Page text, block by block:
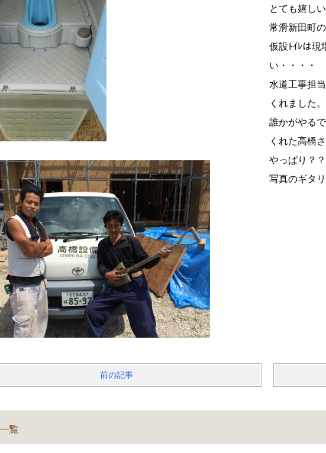
とても嬉し
常滑新田町
仮設ﾄｲﾚは現
い・・・・
水道工事担
くれました。
誰かがやる
くれた高橋
やっぱり？？
写真のギタ
前の記事
覧